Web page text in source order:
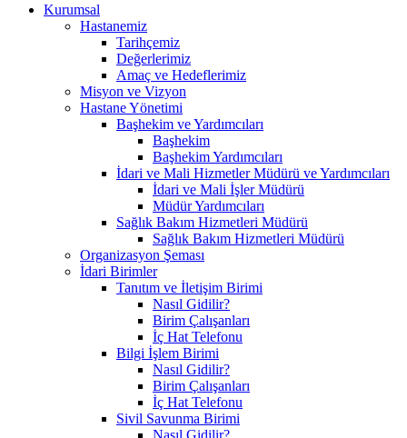
Kurumsal
Hastanemiz
Tarihçemiz
Değerlerimiz
Amaç ve Hedeflerimiz
Misyon ve Vizyon
Hastane Yönetimi
Başhekim ve Yardımcıları
Başhekim
Başhekim Yardımcıları
İdari ve Mali Hizmetler Müdürü ve Yardımcıları
İdari ve Mali İşler Müdürü
Müdür Yardımcıları
Sağlık Bakım Hizmetleri Müdürü
Sağlık Bakım Hizmetleri Müdürü
Organizasyon Şeması
İdari Birimler
Tanıtım ve İletişim Birimi
Nasıl Gidilir?
Birim Çalışanları
İç Hat Telefonu
Bilgi İşlem Birimi
Nasıl Gidilir?
Birim Çalışanları
İç Hat Telefonu
Sivil Savunma Birimi
Nasıl Gidilir?